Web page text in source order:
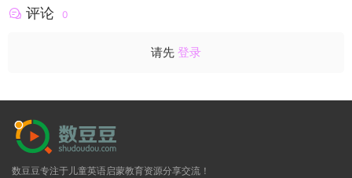
评论 0
请先 登录
数豆豆专注于儿童英语启蒙教育资源分享交流！